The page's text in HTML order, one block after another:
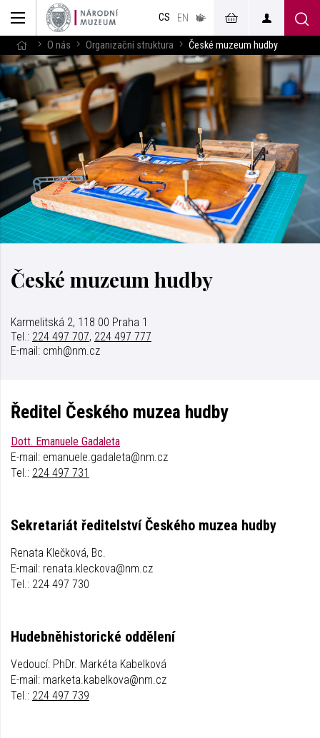
CS EN
v českém
jazyce
O nás Organizační struktura České muzeum hudby
České muzeum hudby
Karmelitská 2, 118 00 Praha 1
Tel.: 224 497 707, 224 497 777
E-mail: cmh@nm.cz
Ředitel Českého muzea hudby
Dott. Emanuele Gadaleta
E-mail: emanuele.gadaleta@nm.cz
Tel.: 224 497 731
Sekretariát ředitelství Českého muzea hudby
Renata Klečková, Bc.
E-mail: renata.kleckova@nm.cz
Tel.: 224 497 730
Hudebněhistorické oddělení
Vedoucí: PhDr. Markéta Kabelková
E-mail: marketa.kabelkova@nm.cz
Tel.: 224 497 739